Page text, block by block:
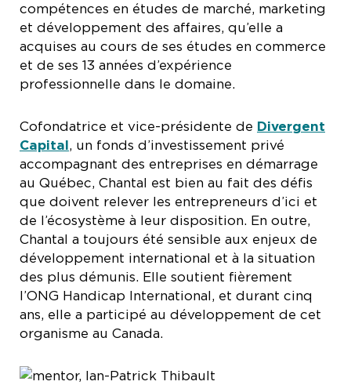
compétences en études de marché, marketing
et développement des affaires, qu’elle a
acquises au cours de ses études en commerce
et de ses 13 années d’expérience
professionnelle dans le domaine.
Cofondatrice et vice-présidente de Divergent
Capital, un fonds d’investissement privé
accompagnant des entreprises en démarrage
au Québec, Chantal est bien au fait des défis
que doivent relever les entrepreneurs d’ici et
de l’écosystème à leur disposition. En outre,
Chantal a toujours été sensible aux enjeux de
développement international et à la situation
des plus démunis. Elle soutient fièrement
l’ONG Handicap International, et durant cinq
ans, elle a participé au développement de cet
organisme au Canada.